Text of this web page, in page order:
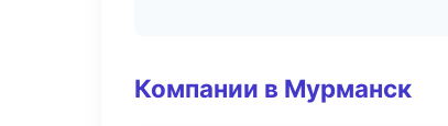
Компании в Мурманск